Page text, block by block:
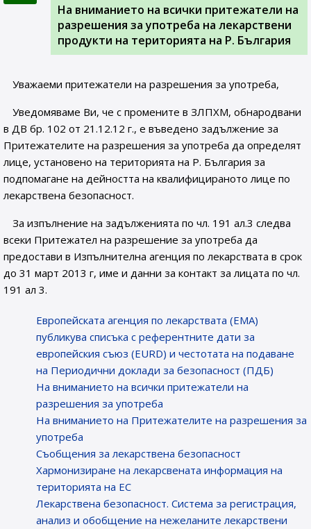
На вниманието на всички притежатели на
разрешения за употреба на лекарствени
продукти на територията на Р. България
Уважаеми притежатели на разрешения за употреба,
Уведомяваме Ви, че с промените в ЗЛПХМ, обнародвани
в ДВ бр. 102 от 21.12.12 г., е въведено задължение за
Притежателите на разрешения за употреба да определят
лице, установено на територията на Р. България за
подпомагане на дейността на квалифицираното лице по
лекарствена безопасност.
За изпълнение на задълженията по чл. 191 ал.3 следва
всеки Притежател на разрешение за употреба да
предостави в Изпълнителна агенция по лекарствата в срок
до 31 март 2013 г, име и данни за контакт за лицата по чл.
191 ал 3.
Европейската агенция по лекарствата (ЕМА)
публикува списъка с референтните дати за
европейския съюз (EURD) и честотата на подаване
на Периодични доклади за безопасност (ПДБ)
На вниманието на всички притежатели на
разрешения за употреба
На вниманието на Притежателите на разрешения за
употреба
Съобщения за лекарствена безопасност
Хармонизиране на лекарсвената информация на
територията на ЕС
Лекарствена безопасност. Система за регистрация,
анализ и обобщение на нежеланите лекарствени